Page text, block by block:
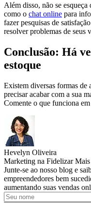
Além disso, não se
como o chat online para
fazer pesquisas de
resolver problemas de seus
Conclusão: Há
estoque
Existem diversas formas de
precisar acabar com a sua
Comente o que funciona
Hevelyn Oliveira
Marketing na Fidelizar Mais
Junte-se ao nosso blog e
empreendedores bem
aumentando suas vendas